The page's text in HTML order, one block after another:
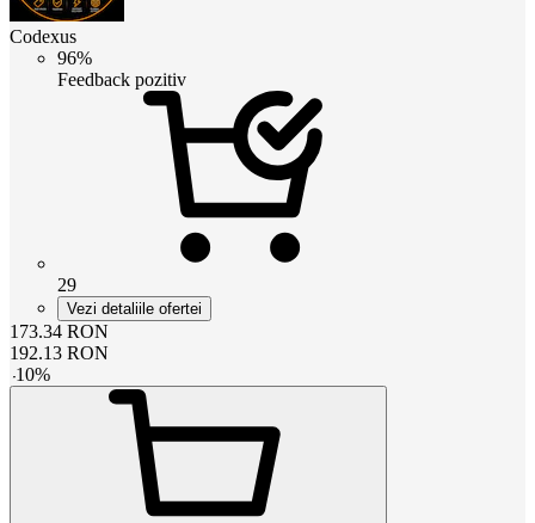
Codexus
96%
Feedback pozitiv
29
Vezi detaliile ofertei
173.34 RON
192.13 RON
-10%